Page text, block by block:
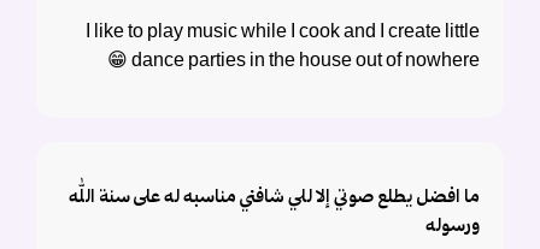
I like to play music while I cook and I create little
dance parties in the house out of nowhere 😁
ما افضل يطلع صوتي إلا للي شافني مناسبه له على سنة الله
ورسوله